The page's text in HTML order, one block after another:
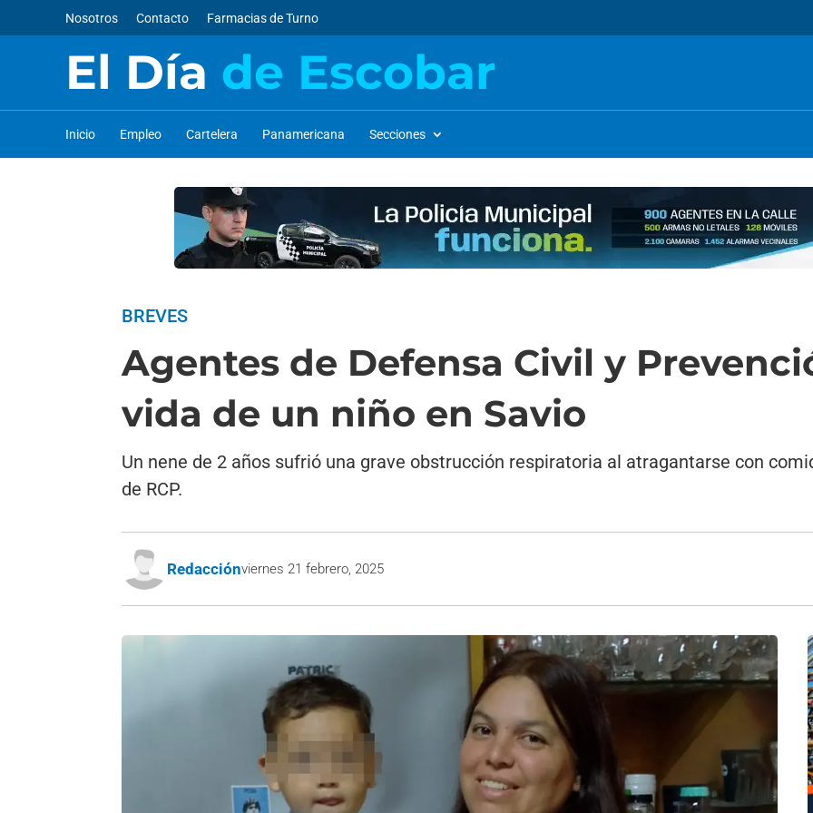
Nosotros Contacto Farmacias de Turno
El Día de Escobar
Inicio Empleo Cartelera Panamericana Secciones
BREVES
Agentes de Defensa Civil y
vida de un niño en Savio
Un nene de 2 años sufrió una grave obstrucción respiratoria al atragantarse con
de RCP.
Redacciónviernes 21 febrero, 2025